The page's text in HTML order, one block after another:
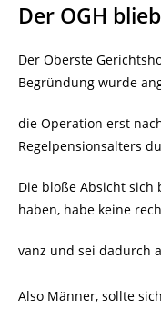
Der OGH
Der Oberste
Begründung wurde
die Operation erst
Regelpensionsalters
Die bloße Absicht sich
haben, habe keine
vanz und sei dadurch
Also Männer, sollte